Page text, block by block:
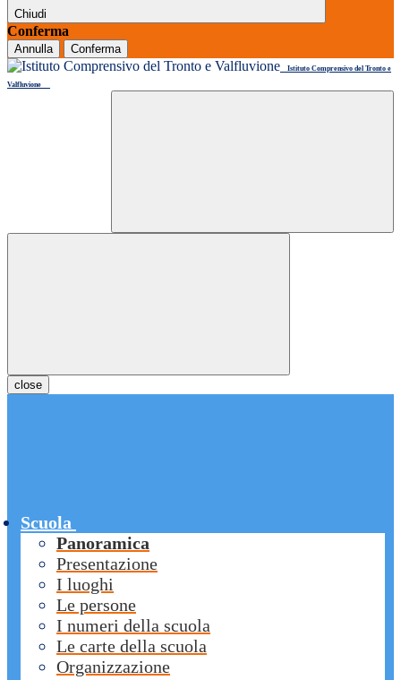
Chiudi
Conferma
Annulla Conferma
Istituto Comprensivo del Tronto e
Valfluvione
close
Scuola
Panoramica
Presentazione
I luoghi
Le persone
I numeri della scuola
Le carte della scuola
Organizzazione